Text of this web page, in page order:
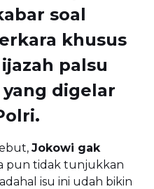
soal
khusus
ijazah palsu
yang digelar
.
Jokowi gak
pun tidak tunjukkan
isu ini udah bikin